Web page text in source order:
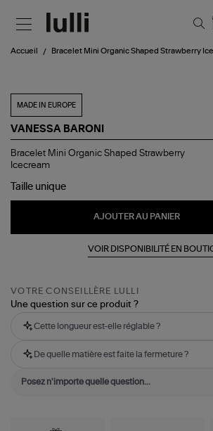
Accueil Bracelet Mini Organic Shaped Strawberry
MADE IN EUROPE
VANESSA BARONI
Bracelet
Mini
Shaped
Bracelet Mini Organic Shaped Strawberry
Icecream
Taille unique
AJOUTER AU PANIER
VOIR DISPONIBILITÉ EN
VOTRE CONSEILLÈRE LULLI
Une question sur ce produit ?
Cette longueur est-elle réglable ?
De quelle matière est faite la fermeture ?